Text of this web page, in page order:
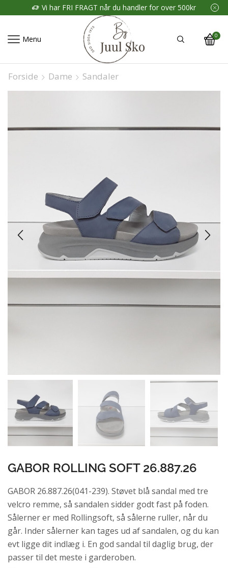
Vi har FRI FRAGT når du handler for over 500kr
Menu 0
Forside Dame Sandaler
GABOR ROLLING SOFT 26.887.26
GABOR 26.887.26(041-239). Støvet blå sandal med tre
velcro remme, så sandalen sidder godt fast på foden.
Sålerner er med Rollingsoft, så sålerne ruller, når du
går. Inder sålerner kan tages ud af sandalen, og du kan
evt ligge dit indlæg i. En god sandal til daglig brug, der
passer til det meste i garderoben.